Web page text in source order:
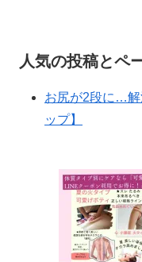
人気の投稿とペ
お尻が2段に…解
ップ】